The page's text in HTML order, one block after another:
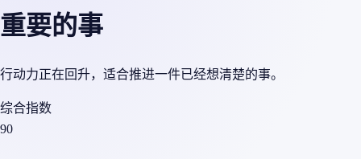
重要的事
行动力正在回升，适合推进一件已经想清楚的事。
综合指数
90